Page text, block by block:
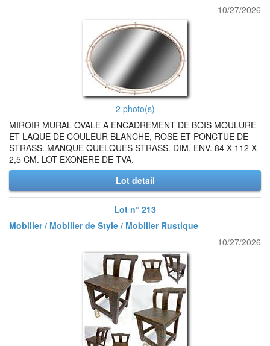
10/27/2026
2 photo(s)
MIROIR MURAL OVALE A ENCADREMENT DE BOIS MOULURE
ET LAQUE DE COULEUR BLANCHE, ROSE ET PONCTUE DE
STRASS. MANQUE QUELQUES STRASS. DIM. ENV. 84 X 112 X
2,5 CM. LOT EXONERE DE TVA.
Lot detail
Lot n° 213
Mobilier / Mobilier de Style / Mobilier Rustique
10/27/2026